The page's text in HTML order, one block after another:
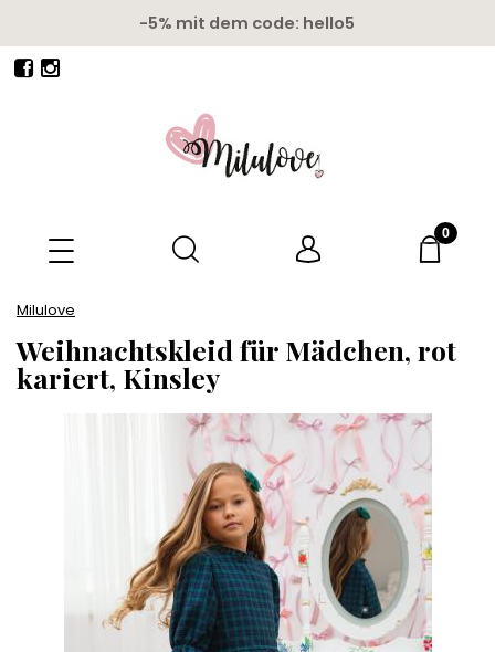
-5% mit dem code: hello5
Milulove
Weihnachtskleid für Mädchen, rot
kariert, Kinsley